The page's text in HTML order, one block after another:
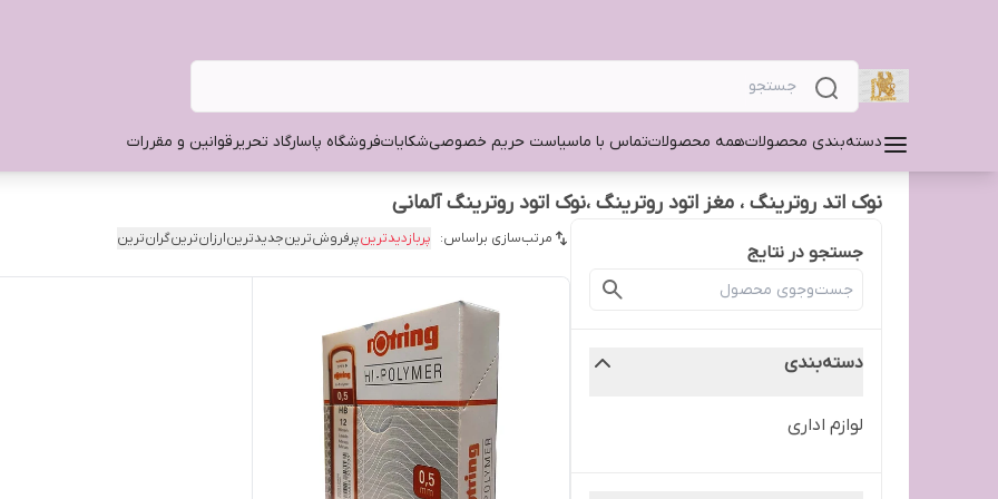
دسته‌بندی محصولاتهمه محصولاتتماس با ماسیاست حریم خصوصیشکایاتفروشگاه پاسارگاد تحریرقوانین و مقررات
نوک اتد روترینگ ، مغز اتود روترینگ ،نوک اتود روترینگ آلمانی
جستجو در نتایج
دسته‌بندی
لوازم اداری
مرتب‌سازی براساس: پربازدیدترینپرفروش‌ترینجدیدترینارزان‌ترینگران‌ترین